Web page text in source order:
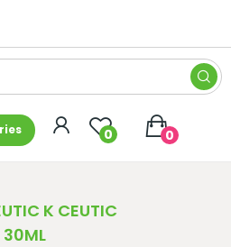
0 0
K CEUTIC
30ML